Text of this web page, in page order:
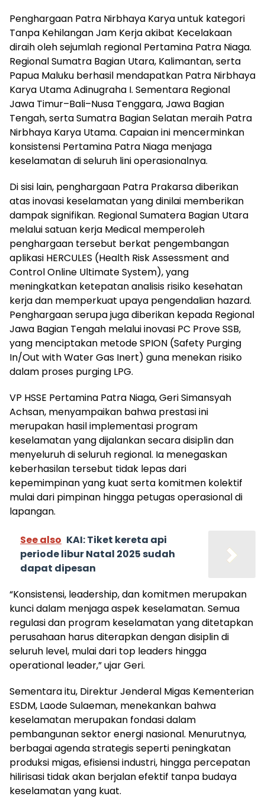
Penghargaan Patra Nirbhaya Karya untuk kategori
Tanpa Kehilangan Jam Kerja akibat Kecelakaan
diraih oleh sejumlah regional Pertamina Patra Niaga.
Regional Sumatra Bagian Utara, Kalimantan, serta
Papua Maluku berhasil mendapatkan Patra Nirbhaya
Karya Utama Adinugraha I. Sementara Regional
Jawa Timur–Bali–Nusa Tenggara, Jawa Bagian
Tengah, serta Sumatra Bagian Selatan meraih Patra
Nirbhaya Karya Utama. Capaian ini mencerminkan
konsistensi Pertamina Patra Niaga menjaga
keselamatan di seluruh lini operasionalnya.
Di sisi lain, penghargaan Patra Prakarsa diberikan
atas inovasi keselamatan yang dinilai memberikan
dampak signifikan. Regional Sumatera Bagian Utara
melalui satuan kerja Medical memperoleh
penghargaan tersebut berkat pengembangan
aplikasi HERCULES (Health Risk Assessment and
Control Online Ultimate System), yang
meningkatkan ketepatan analisis risiko kesehatan
kerja dan memperkuat upaya pengendalian hazard.
Penghargaan serupa juga diberikan kepada Regional
Jawa Bagian Tengah melalui inovasi PC Prove SSB,
yang menciptakan metode SPION (Safety Purging
In/Out with Water Gas Inert) guna menekan risiko
dalam proses purging LPG.
VP HSSE Pertamina Patra Niaga, Geri Simansyah
Achsan, menyampaikan bahwa prestasi ini
merupakan hasil implementasi program
keselamatan yang dijalankan secara disiplin dan
menyeluruh di seluruh regional. Ia menegaskan
keberhasilan tersebut tidak lepas dari
kepemimpinan yang kuat serta komitmen kolektif
mulai dari pimpinan hingga petugas operasional di
lapangan.
See also KAI: Tiket kereta api
periode libur Natal 2025 sudah
dapat dipesan
“Konsistensi, leadership, dan komitmen merupakan
kunci dalam menjaga aspek keselamatan. Semua
regulasi dan program keselamatan yang ditetapkan
perusahaan harus diterapkan dengan disiplin di
seluruh level, mulai dari top leaders hingga
operational leader,” ujar Geri.
Sementara itu, Direktur Jenderal Migas Kementerian
ESDM, Laode Sulaeman, menekankan bahwa
keselamatan merupakan fondasi dalam
pembangunan sektor energi nasional. Menurutnya,
berbagai agenda strategis seperti peningkatan
produksi migas, efisiensi industri, hingga percepatan
hilirisasi tidak akan berjalan efektif tanpa budaya
keselamatan yang kuat.